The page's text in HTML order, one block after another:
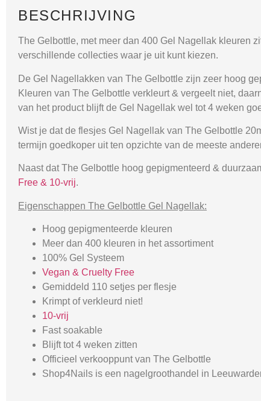
BESCHRIJVING
The Gelbottle, met meer dan 400 Gel Nagellak kleuren
verschillende collecties waar je uit kunt kiezen.
De Gel Nagellakken van The Gelbottle zijn zeer hoog
Kleuren van The Gelbottle verkleurt & vergeelt niet,
van het product blijft de Gel Nagellak wel tot 4 weken
Wist je dat de flesjes Gel Nagellak van The Gelbottle
termijn goedkoper uit ten opzichte van de meeste
Naast dat The Gelbottle hoog gepigmenteerd &
Free & 10-vrij.
Eigenschappen The Gelbottle Gel Nagellak:
Hoog gepigmenteerde kleuren
Meer dan 400 kleuren in het assortiment
100% Gel Systeem
Vegan & Cruelty Free
Gemiddeld 110 setjes per flesje
Krimpt of verkleurd niet!
10-vrij
Fast soakable
Blijft tot 4 weken zitten
Officieel verkooppunt van The Gelbottle
Shop4Nails is een nagelgroothandel in